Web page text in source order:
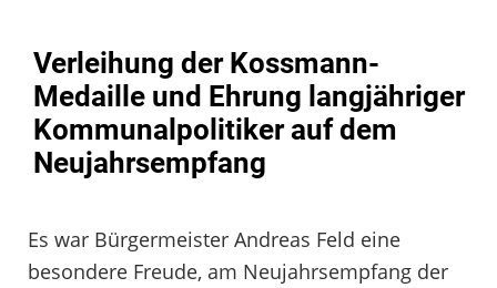
Verleihung der Kossmann-
Medaille und Ehrung langjähriger
Kommunalpolitiker auf dem
Neujahrsempfang
Es war Bürgermeister Andreas Feld eine
besondere Freude, am Neujahrsempfang der